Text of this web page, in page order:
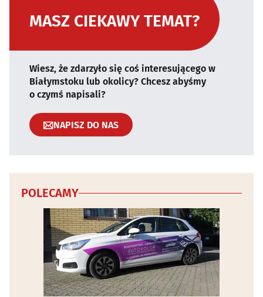
MASZ CIEKAWY TEMAT?
Wiesz, że zdarzyło się coś interesującego w
Białymstoku lub okolicy? Chcesz abyśmy
o czymś napisali?
NAPISZ DO NAS
POLECAMY